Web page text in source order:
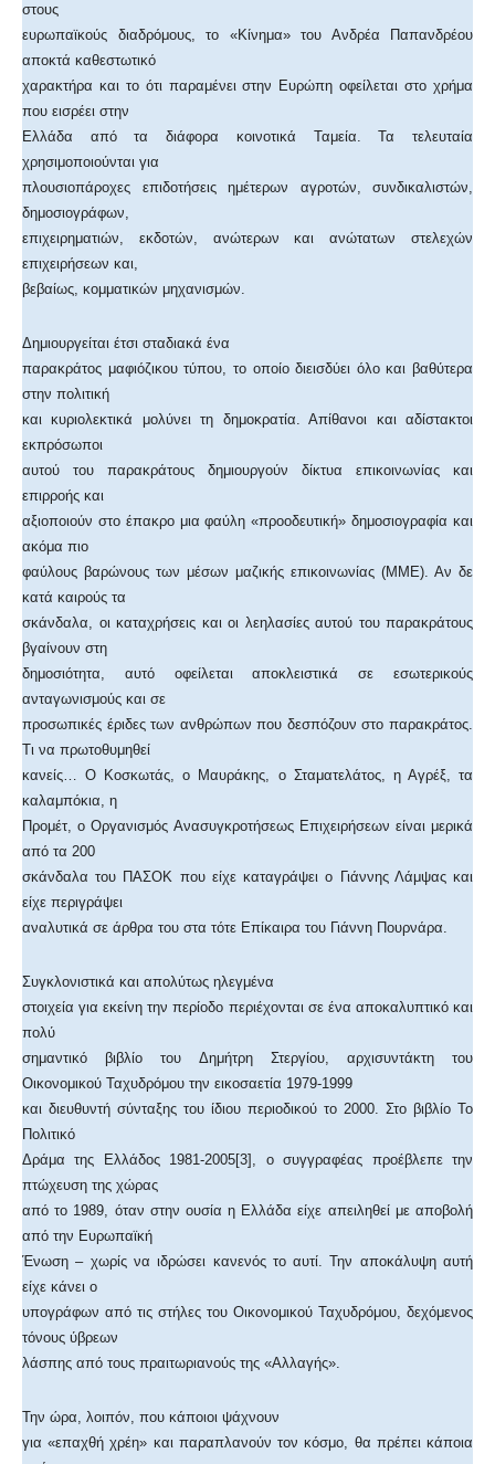
στους
ευρωπαϊκούς διαδρόμους, το «Κίνημα» του Ανδρέα Παπανδρέου
αποκτά καθεστωτικό
χαρακτήρα και το ότι παραμένει στην Ευρώπη οφείλεται στο χρήμα
που εισρέει στην
Ελλάδα από τα διάφορα κοινοτικά Ταμεία. Τα τελευταία
χρησιμοποιούνται για
πλουσιοπάροχες επιδοτήσεις ημέτερων αγροτών, συνδικαλιστών,
δημοσιογράφων,
επιχειρηματιών, εκδοτών, ανώτερων και ανώτατων στελεχών
επιχειρήσεων και,
βεβαίως, κομματικών μηχανισμών.
Δημιουργείται έτσι σταδιακά ένα
παρακράτος μαφιόζικου τύπου, το οποίο διεισδύει όλο και βαθύτερα
στην πολιτική
και κυριολεκτικά μολύνει τη δημοκρατία. Απίθανοι και αδίστακτοι
εκπρόσωποι
αυτού του παρακράτους δημιουργούν δίκτυα επικοινωνίας και
επιρροής και
αξιοποιούν στο έπακρο μια φαύλη «προοδευτική» δημοσιογραφία και
ακόμα πιο
φαύλους βαρώνους των μέσων μαζικής επικοινωνίας (ΜΜΕ). Αν δε
κατά καιρούς τα
σκάνδαλα, οι καταχρήσεις και οι λεηλασίες αυτού του παρακράτους
βγαίνουν στη
δημοσιότητα, αυτό οφείλεται αποκλειστικά σε εσωτερικούς
ανταγωνισμούς και σε
προσωπικές έριδες των ανθρώπων που δεσπόζουν στο παρακράτος.
Τι να πρωτοθυμηθεί
κανείς… Ο Κοσκωτάς, ο Μαυράκης, ο Σταματελάτος, η Αγρέξ, τα
καλαμπόκια, η
Προμέτ, ο Οργανισμός Ανασυγκροτήσεως Επιχειρήσεων είναι μερικά
από τα 200
σκάνδαλα του ΠΑΣΟΚ που είχε καταγράψει ο Γιάννης Λάμψας και
είχε περιγράψει
αναλυτικά σε άρθρα του στα τότε Επίκαιρα του Γιάννη Πουρνάρα.
Συγκλονιστικά και απολύτως ηλεγμένα
στοιχεία για εκείνη την περίοδο περιέχονται σε ένα αποκαλυπτικό και
πολύ
σημαντικό βιβλίο του Δημήτρη Στεργίου, αρχισυντάκτη του
Oικονομικού Ταχυδρόμου την εικοσαετία 1979-1999
και διευθυντή σύνταξης του ίδιου περιοδικού το 2000. Στο βιβλίο Το
Πολιτικό
Δράμα της Ελλάδος 1981-2005[3], ο συγγραφέας προέβλεπε την
πτώχευση της χώρας
από το 1989, όταν στην ουσία η Ελλάδα είχε απειληθεί με αποβολή
από την Ευρωπαϊκή
Ένωση – χωρίς να ιδρώσει κανενός το αυτί. Την αποκάλυψη αυτή
είχε κάνει ο
υπογράφων από τις στήλες του Οικονομικού Ταχυδρόμου, δεχόμενος
τόνους ύβρεων
λάσπης από τους πραιτωριανούς της «Αλλαγής».
Την ώρα, λοιπόν, που κάποιοι ψάχνουν
για «επαχθή χρέη» και παραπλανούν τον κόσμο, θα πρέπει κάποια